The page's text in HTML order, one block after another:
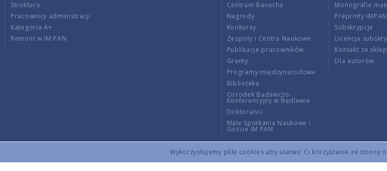
Wykorzystujemy pliki cookies aby ułatwić Ci korzystanie ze strony
Struktura
Pracownicy administracji
Kategoria A+
Remont w IM PAN
Centrum Banacha
Nagrody
Konkursy
Zespoły i Centra Naukowe
Publikacje pracowników
Granty
Programy międzynarodowe
Biblioteka
Ośrodek Badawczo-
Konferencyjny w Będlewie
Doktoranci
Małe Spotkania Naukowe i
Goście IM PAN
Monografie
Preprinty IMPAN
Subskrypcje
Licencja
Kontakt ze
Dla autorów